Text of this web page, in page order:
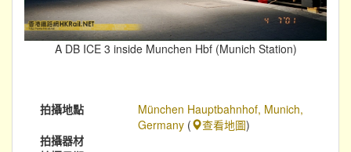
A DB ICE 3 inside Munchen Hbf (Munich Station)
拍攝地點
München Hauptbahnhof, Munich,
Germany ( 查看地圖)
拍攝器材